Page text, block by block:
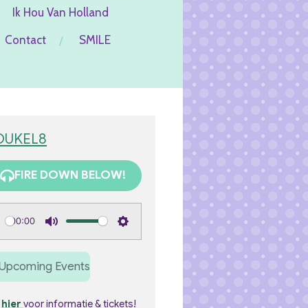
Ik Hou Van Holland
Contact
SMILE
FIRE DOWN BELOW!
00:00
M
u
t
S
Events
hier voor informatie & tickets!